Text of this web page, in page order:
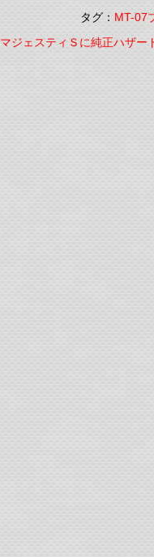
タグ：MT-07
マジェスティＳに純正ハザー